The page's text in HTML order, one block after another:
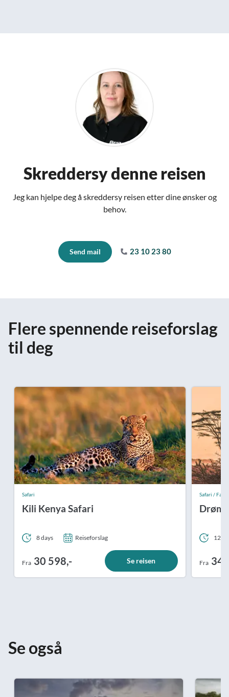
Skreddersy denne reisen
Jeg kan hjelpe deg å skreddersy reisen etter dine ønsker og
behov.
Send mail 23 10 23 80
Flere spennende reiseforslag
til deg
Safari
Kili Kenya Safari
8 days Reiseforslag
Fra 30 598,- Se reisen
Safari / Fast
12
Fra 34
Se også